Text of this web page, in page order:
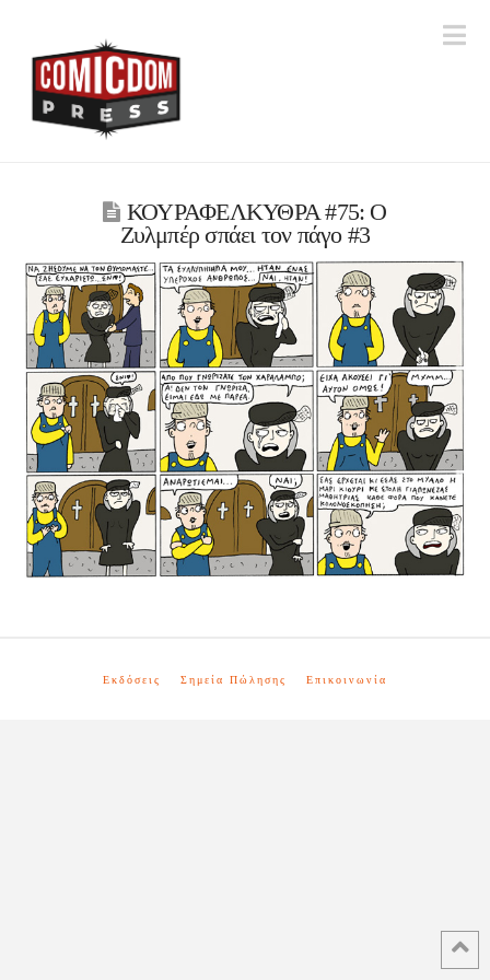
ΚΟΥΡΑΦΕΛΚΥΘΡΑ #75: O
Zυλμπέρ σπάει τον πάγο #3
Εκδόσεις Σημεία Πώλησης Επικοινωνία